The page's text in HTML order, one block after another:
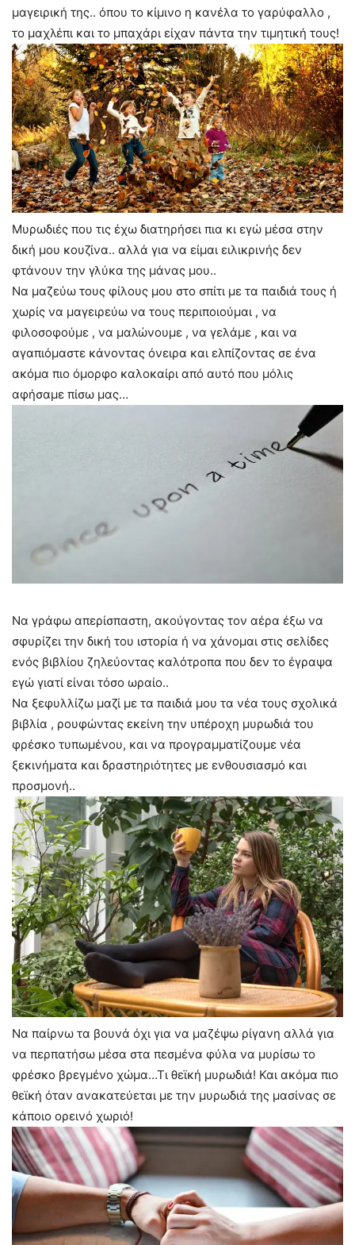
μαγειρική της.. όπου το κίμινο η κανέλα το γαρύφαλλο ,
το μαχλέπι και το μπαχάρι είχαν πάντα την τιμητική τους!
Μυρωδιές που τις έχω διατηρήσει πια κι εγώ μέσα στην
δική μου κουζίνα.. αλλά για να είμαι ειλικρινής δεν
φτάνουν την γλύκα της μάνας μου..
Να μαζεύω τους φίλους μου στο σπίτι με τα παιδιά τους ή
χωρίς να μαγειρεύω να τους περιποιούμαι , να
φιλοσοφούμε , να μαλώνουμε , να γελάμε , και να
αγαπιόμαστε κάνοντας όνειρα και ελπίζοντας σε ένα
ακόμα πιο όμορφο καλοκαίρι από αυτό που μόλις
αφήσαμε πίσω μας…
Να γράφω απερίσπαστη, ακούγοντας τον αέρα έξω να
σφυρίζει την δική του ιστορία ή να χάνομαι στις σελίδες
ενός βιβλίου ζηλεύοντας καλότροπα που δεν το έγραψα
εγώ γιατί είναι τόσο ωραίο..
Να ξεφυλλίζω μαζί με τα παιδιά μου τα νέα τους σχολικά
βιβλία , ρουφώντας εκείνη την υπέροχη μυρωδιά του
φρέσκο τυπωμένου, και να προγραμματίζουμε νέα
ξεκινήματα και δραστηριότητες με ενθουσιασμό και
προσμονή..
Να παίρνω τα βουνά όχι για να μαζέψω ρίγανη αλλά για
να περπατήσω μέσα στα πεσμένα φύλα να μυρίσω το
φρέσκο βρεγμένο χώμα…Τι θεϊκή μυρωδιά! Και ακόμα πιο
θεϊκή όταν ανακατεύεται με την μυρωδιά της μασίνας σε
κάποιο ορεινό χωριό!